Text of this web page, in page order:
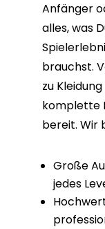
Anfänger
alles, was
brauchst.
zu
komplette
bereit. Wir
Große
jedes